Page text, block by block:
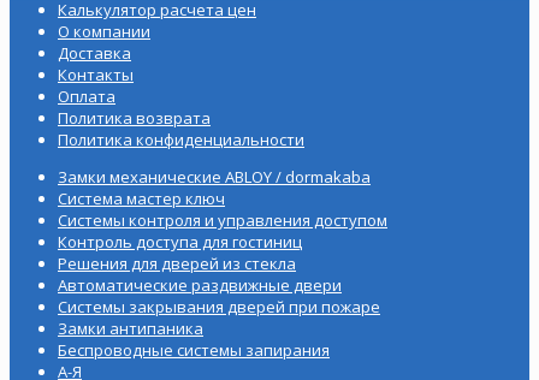
Калькулятор расчета цен
О компании
Доставка
Контакты
Оплата
Политика возврата
Политика конфиденциальности
Замки механические ABLOY / dormakaba
Система мастер ключ
Системы контроля и управления доступом
Контроль доступа для гостиниц
Решения для дверей из стекла
Автоматические раздвижные двери
Системы закрывания дверей при пожаре
Замки антипаника
Беспроводные системы запирания
А-Я